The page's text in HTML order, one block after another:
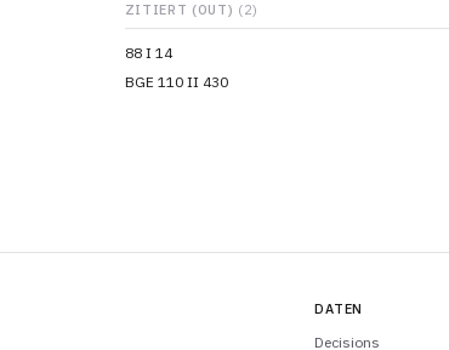
ZITIERT (OUT) (2)
88 I 14
BGE 110 II 430
DATEN
Decisions